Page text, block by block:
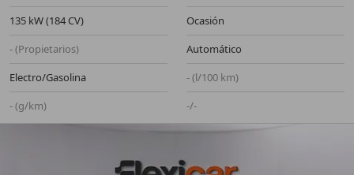
135 kW (184 CV)
Ocasión
- (Propietarios)
Automático
Electro/Gasolina
- (l/100 km)
- (g/km)
-/-